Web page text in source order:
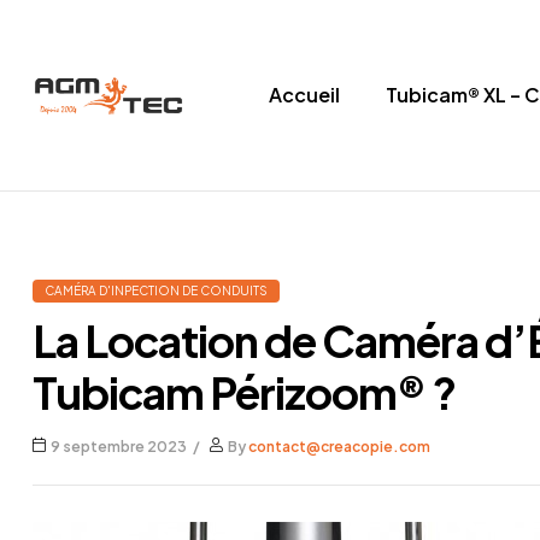
XL
Caméra
d'inspection
Ø50
mm
Accueil Tubicam® XL –
CAMÉRA D'INPECTION DE CONDUITS
La Location de Caméra
Tubicam Périzoom® ?
9 septembre 2023 Bycontact@creacopie.com